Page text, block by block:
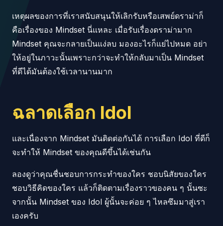
เหตุผลของการที่เราสนับสนุนให้เลิกรับหรือเสพย์ดราม่าก็
คือเรื่องของ Mindset นี่แหละ เมื่อรับเรื่องดราม่ามาก
Mindset คุณจะกลายเป็นแง่ลบ มองอะไรก็แย่ไปหมด อย่า
ให้อยู่ในภาวะนั้นเพราะกว่าจะทำให้กลับมาเป็น Mindset
ที่ดีได้มันต้องใช้เวลานานมาก
ฉลาดเลือก Idol
และเนื่องจาก Mindset มันติดต่อกันได้ การเลือก Idol ที่ดีก็
จะทำให้ Mindset ของคุณดีขึ้นได้เช่นกัน
ลองดูว่าคุณชื่นชอบการกระทำของใคร ชอบนิสัยของใคร
ชอบวิธีคิดของใคร แล้วก็ติดตามเรื่องราวของคน ๆ นั้นซะ
จากนั้น Mindset ของ Idol ผู้นั้นจะค่อย ๆ ไหลซึมมาสู่เรา
เองครับ